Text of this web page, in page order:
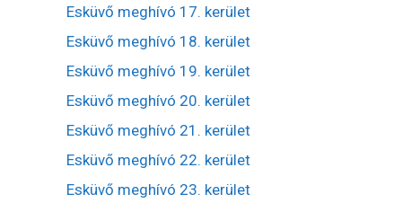
Esküvő meghívó 17. kerület
Esküvő meghívó 18. kerület
Esküvő meghívó 19. kerület
Esküvő meghívó 20. kerület
Esküvő meghívó 21. kerület
Esküvő meghívó 22. kerület
Esküvő meghívó 23. kerület